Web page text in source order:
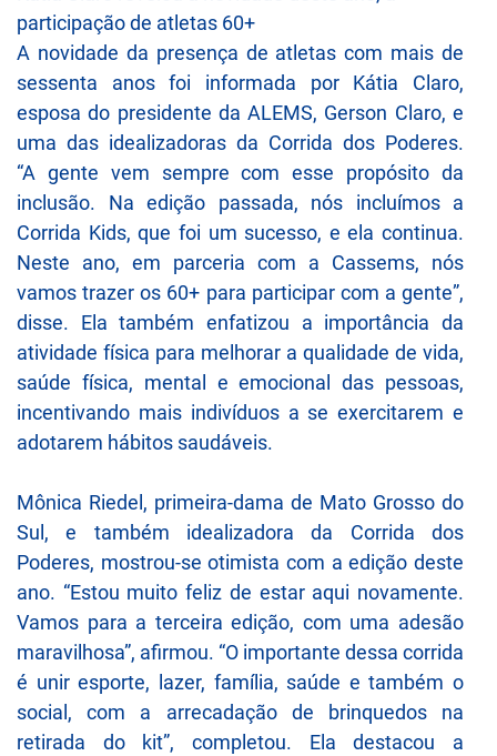
participação de atletas 60+
A novidade da presença de atletas com mais de
sessenta anos foi informada por Kátia Claro,
esposa do presidente da ALEMS, Gerson Claro, e
uma das idealizadoras da Corrida dos Poderes.
“A gente vem sempre com esse propósito da
inclusão. Na edição passada, nós incluímos a
Corrida Kids, que foi um sucesso, e ela continua.
Neste ano, em parceria com a Cassems, nós
vamos trazer os 60+ para participar com a gente”,
disse. Ela também enfatizou a importância da
atividade física para melhorar a qualidade de vida,
saúde física, mental e emocional das pessoas,
incentivando mais indivíduos a se exercitarem e
adotarem hábitos saudáveis.
Mônica Riedel, primeira-dama de Mato Grosso do
Sul, e também idealizadora da Corrida dos
Poderes, mostrou-se otimista com a edição deste
ano. “Estou muito feliz de estar aqui novamente.
Vamos para a terceira edição, com uma adesão
maravilhosa”, afirmou. “O importante dessa corrida
é unir esporte, lazer, família, saúde e também o
social, com a arrecadação de brinquedos na
retirada do kit”, completou. Ela destacou a